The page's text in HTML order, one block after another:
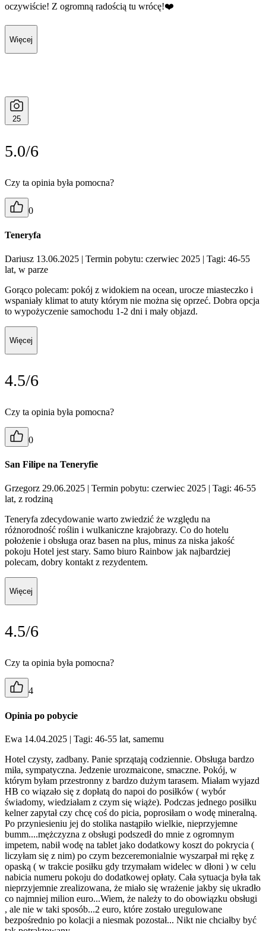
oczywiście! Z ogromną radością tu wrócę!❤️
Więcej
25
5.0/6
Czy ta opinia była pomocna?
0
Teneryfa
Dariusz 13.06.2025 | Termin pobytu: czerwiec 2025 | Tagi: 46-55
lat, w parze
Gorąco polecam: pokój z widokiem na ocean, urocze miasteczko i
wspaniały klimat to atuty którym nie można się oprzeć. Dobra opcja
to wypożyczenie samochodu 1-2 dni i mały objazd.
Więcej
4.5/6
Czy ta opinia była pomocna?
0
San Filipe na Teneryfie
Grzegorz 29.06.2025 | Termin pobytu: czerwiec 2025 | Tagi: 46-55
lat, z rodziną
Teneryfa zdecydowanie warto zwiedzić że względu na
różnorodność roślin i wulkaniczne krajobrazy. Co do hotelu
położenie i obsługa oraz basen na plus, minus za niska jakość
pokoju Hotel jest stary. Samo biuro Rainbow jak najbardziej
polecam, dobry kontakt z rezydentem.
Więcej
4.5/6
Czy ta opinia była pomocna?
4
Opinia po pobycie
Ewa 14.04.2025 | Tagi: 46-55 lat, samemu
Hotel czysty, zadbany. Panie sprzątają codziennie. Obsługa bardzo
miła, sympatyczna. Jedzenie urozmaicone, smaczne. Pokój, w
którym byłam przestronny z bardzo dużym tarasem. Miałam wyjazd
HB co wiązało się z dopłatą do napoi do posiłków ( wybór
świadomy, wiedziałam z czym się wiąże). Podczas jednego posiłku
kelner zapytał czy chcę coś do picia, poprosiłam o wodę mineralną.
Po przyniesieniu jej do stolika nastąpiło wielkie, nieprzyjemne
bumm....mężczyzna z obsługi podszedł do mnie z ogromnym
impetem, nabił wodę na tablet jako dodatkowy koszt do pokrycia (
liczyłam się z nim) po czym bezceremonialnie wyszarpał mi rękę z
opaską ( w trakcie posiłku gdy trzymałam widelec w dłoni ) w celu
nabicia numeru pokoju do dodatkowej opłaty. Cała sytuacja była tak
nieprzyjemnie zrealizowana, że miało się wrażenie jakby się ukradło
co najmniej milion euro...Wiem, że należy to do obowiązku obsługi
, ale nie w taki sposób...2 euro, które zostało uregulowane
bezpośrednio po kolacji a niesmak pozostał... Nikt nie chciałby być